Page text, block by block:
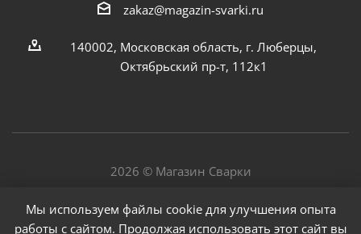
Мы используем файлы cookie для улучшения опыта
работы с сайтом. Продолжая использовать этот сайт вы
zakaz@magazin-svarki.ru
140002, Московская область, г. Люберцы,
Октябрьский пр-т, 112к1
2026 © Магазин Сварки